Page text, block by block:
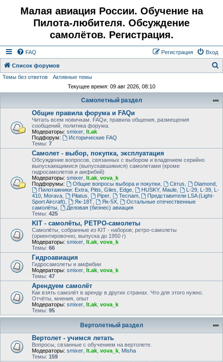
Малая авиация России. Обучение на
Пилота-любителя. Обсуждение
самолётов. Регистрация.
FAQ Вход
Регистрация
Список форумов
Темы без ответов
Активные темы
Текущее время: 09 авг 2026, 08:10
Самолетный раздел
Общие правила форума и FAQи
Читать всем новичкам. FAQи, правила общения, размещения
сообщений, политика форума.
Модераторы: smixer lt.ak
Подфорум:
Исторические FAQ
Темы: 7
Самолет - выбор, покупка, эксплуатация
Обсуждение вопросов, связанных с выбором и владением серийно
выпускающимися (выпускавшимися) самолетами (кроме
гидросамолетов и амфибий)
Модераторы: smixer lt.ak vova_k
Подфорумы:
Общие вопросы выбора и покупки, Cirrus Diamond,
Пилотажники: Extra, Pitts, Giles, Edge, HUSKY, Maule,
L-29, L-39, L-
410, Morava
Pilatus Piper, Tecnam,
Представители LSA (Light-
Sport Aircraft)
Як-18Т, Як-5Х,
Остальные отечественные
самолёты
Деловая (бизнес) авиация
Темы: 425
KIT - самолёты, РЕТРО-самолеты
Самолёты, собранные из KIT - наборов; ретро-самолеты
(ориентировочно, выпуска до 1950 г)
Модераторы: smixer lt.ak vova_k
Темы: 66
Гидроавиация
Гидросамолеты и амфибии
Модераторы: smixer lt.ak vova_k
Темы: 47
Арендуем самолёт
Как взять самолёт в аренду в других странах. Что для этого нужно.
Отчёты, мнения, опыт
Модераторы: smixer lt.ak vova_k
Темы: 95
Вертолетный раздел
Вертолет - учимся летать
Вопросы, свзанные с обучением на вертолете.
Модераторы: smixer lt.ak vova_k Misha
Темы: 159